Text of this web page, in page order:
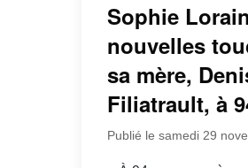
Sophie
nouvelles
sa mère,
Filiatrault, à
Publié le samedi 29